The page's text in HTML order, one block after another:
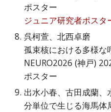
ポスター
ジュニア研究者ポスタ
呉柯萱、北西卓磨
孤束核における多様
NEURO2026 (神戸)
ポスター
出水小春、古田成蘭、
分単位で生じる海馬体